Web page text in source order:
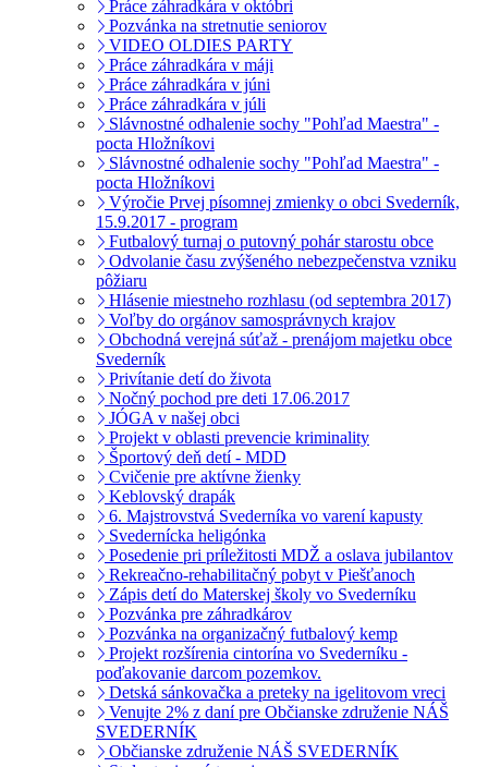
Práce záhradkára v októbri
Pozvánka na stretnutie seniorov
VIDEO OLDIES PARTY
Práce záhradkára v máji
Práce záhradkára v júni
Práce záhradkára v júli
Slávnostné odhalenie sochy "Pohľad Maestra" -
pocta Hložníkovi
Slávnostné odhalenie sochy "Pohľad Maestra" -
pocta Hložníkovi
Výročie Prvej písomnej zmienky o obci Svederník,
15.9.2017 - program
Futbalový turnaj o putovný pohár starostu obce
Odvolanie času zvýšeného nebezpečenstva vzniku
pôžiaru
Hlásenie miestneho rozhlasu (od septembra 2017)
Voľby do orgánov samosprávnych krajov
Obchodná verejná súťaž - prenájom majetku obce
Svederník
Privítanie detí do života
Nočný pochod pre deti 17.06.2017
JÓGA v našej obci
Projekt v oblasti prevencie kriminality
Športový deň detí - MDD
Cvičenie pre aktívne žienky
Keblovský drapák
6. Majstrovstvá Svederníka vo varení kapusty
Svedernícka heligónka
Posedenie pri príležitosti MDŽ a oslava jubilantov
Rekreačno-rehabilitačný pobyt v Piešťanoch
Zápis detí do Materskej školy vo Svederníku
Pozvánka pre záhradkárov
Pozvánka na organizačný futbalový kemp
Projekt rozšírenia cintorína vo Svederníku -
poďakovanie darcom pozemkov.
Detská sánkovačka a preteky na igelitovom vreci
Venujte 2% z daní pre Občianske združenie NÁŠ
SVEDERNÍK
Občianske združenie NÁŠ SVEDERNÍK